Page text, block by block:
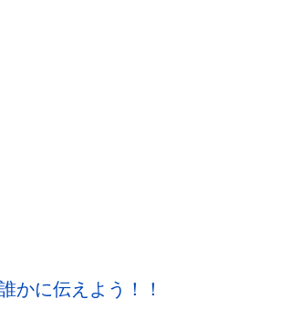
かに伝えよう！！